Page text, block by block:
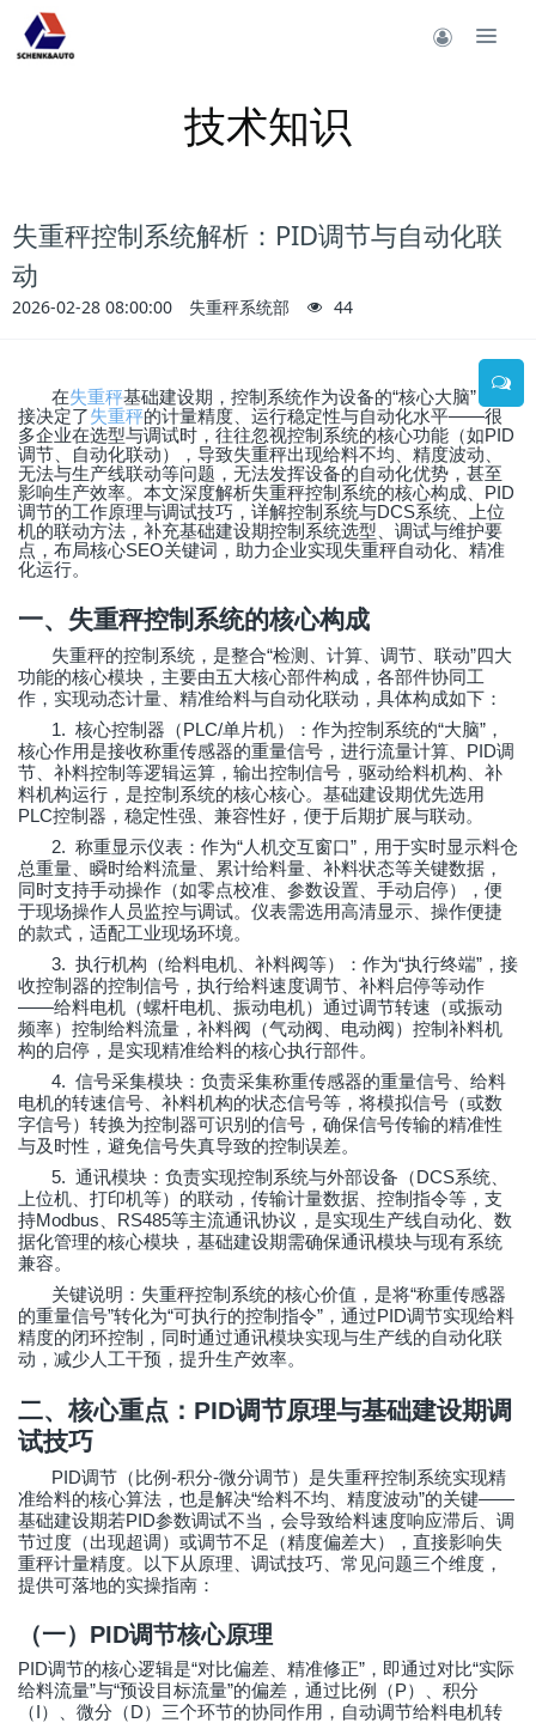
技术知识
失重秤控制系统解析：PID调节与自动化联
动
2026-02-28 08:00:00 失重秤系统部 44
在失重秤基础建设期，控制系统作为设备的“核心大脑”
接决定了失重秤的计量精度、运行稳定性与自动化水平——很
多企业在选型与调试时，往往忽视控制系统的核心功能（如PID
调节、自动化联动），导致失重秤出现给料不均、精度波动、
无法与生产线联动等问题，无法发挥设备的自动化优势，甚至
影响生产效率。本文深度解析失重秤控制系统的核心构成、 PID
调节的工作原理与调试技巧，详解控制系统与DCS系统、上位
机的联动方法，补充基础建设期控制系统选型、调试与维护要
点，布局核心SEO关键词，助力企业实现失重秤自动化、精准
化运行。
一、失重秤控制系统的核心构成
失重秤的控制系统，是整合“检测、计算、调节、联动”四大
功能的核心模块，主要由五大核心部件构成，各部件协同工
作，实现动态计量、精准给料与自动化联动，具体构成如下：
1. 核心控制器（PLC/单片机）：作为控制系统的“大脑” ，
核心作用是接收称重传感器的重量信号，进行流量计算、 PID调
节、补料控制等逻辑运算，输出控制信号，驱动给料机构、补
料机构运行，是控制系统的核心核心。基础建设期优先选用
PLC控制器，稳定性强、兼容性好，便于后期扩展与联动。
2. 称重显示仪表：作为“人机交互窗口” ，用于实时显示料仓
总重量、瞬时给料流量、累计给料量、补料状态等关键数据，
同时支持手动操作（如零点校准、参数设置、手动启停），便
于现场操作人员监控与调试。仪表需选用高清显示、操作便捷
的款式，适配工业现场环境。
3. 执行机构（给料电机、补料阀等）：作为“执行终端” ，接
收控制器的控制信号，执行给料速度调节、补料启停等动作
——给料电机（螺杆电机、振动电机）通过调节转速（或振动
频率）控制给料流量，补料阀（气动阀、电动阀）控制补料机
构的启停，是实现精准给料的核心执行部件。
4. 信号采集模块：负责采集称重传感器的重量信号、给料
电机的转速信号、补料机构的状态信号等，将模拟信号（或数
字信号）转换为控制器可识别的信号，确保信号传输的精准性
与及时性，避免信号失真导致的控制误差。
5. 通讯模块：负责实现控制系统与外部设备（DCS系统、
上位机、打印机等）的联动，传输计量数据、控制指令等，支
持Modbus RS485等主流通讯协议，是实现生产线自动化、数
据化管理的核心模块，基础建设期需确保通讯模块与现有系统
兼容。
关键说明：失重秤控制系统的核心价值，是将“称重传感器
的重量信号”转化为“可执行的控制指令” ，通过PID调节实现给料
精度的闭环控制，同时通过通讯模块实现与生产线的自动化联
动，减少人工干预，提升生产效率。
二、核心重点： PID调节原理与基础建设期调
试技巧
PID调节（比例-积分-微分调节）是失重秤控制系统实现精
准给料的核心算法，也是解决“给料不均、精度波动”的关键——
基础建设期若PID参数调试不当，会导致给料速度响应滞后、调
节过度（出现超调）或调节不足（精度偏差大），直接影响失
重秤计量精度。以下从原理、调试技巧、常见问题三个维度，
提供可落地的实操指南：
（一） PID调节核心原理
PID调节的核心逻辑是“对比偏差、精准修正” ，即通过对比“实际
给料流量”与“预设目标流量”的偏差，通过比例（P）、积分
（I）、微分（D）三个环节的协同作用，自动调节给料电机转